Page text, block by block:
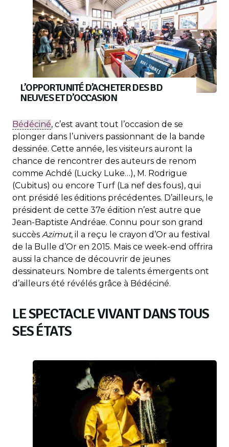
L’OPPORTUNITÉ D’ACHETER DES BD
NEUVES ET D’OCCASION
Bédéciné, c’est avant tout l’occasion de se
plonger dans l’univers passionnant de la bande
dessinée. Cette année, les visiteurs auront la
chance de rencontrer des auteurs de renom
comme Achdé (Lucky Luke…), M. Rodrigue
(Cubitus) ou encore Turf (La nef des fous), qui
ont présidé les éditions précédentes. D’ailleurs, le
président de cette 37e édition n’est autre que
Jean-Baptiste Andréae. Connu pour son grand
succès Azimut, il a reçu le crayon d’Or au festival
de la Bulle d’Or en 2015. Mais ce week-end offrira
aussi la chance de découvrir de jeunes
dessinateurs. Nombre de talents émergents ont
d’ailleurs été révélés grâce à Bédéciné.
LE SPECTACLE VIVANT DANS TOUS
SES ÉTATS